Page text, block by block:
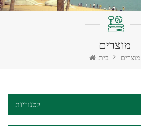
מוצרים
בית מוצרים
קטגוריות